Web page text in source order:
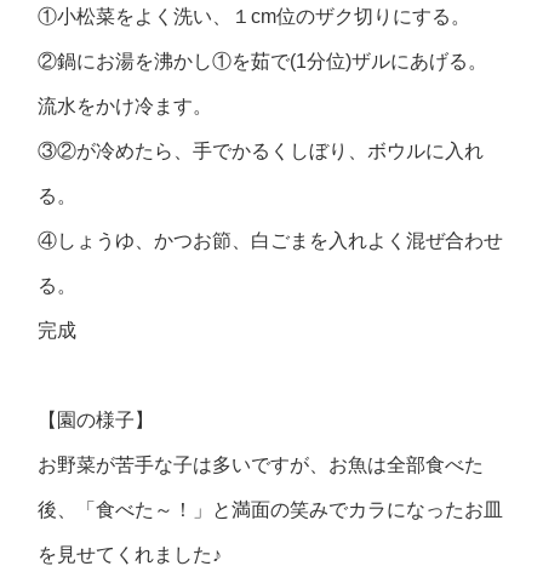
①小松菜をよく洗い、１cm位のザク切りにする。
②鍋にお湯を沸かし①を茹で(1分位)ザルにあげる。
流水をかけ冷ます。
③②が冷めたら、手でかるくしぼり、ボウルに入れ
る。
④しょうゆ、かつお節、白ごまを入れよく混ぜ合わせ
る。
完成
【園の様子】
お野菜が苦手な子は多いですが、お魚は全部食べた
後、「食べた～！」と満面の笑みでカラになったお皿
を見せてくれました♪